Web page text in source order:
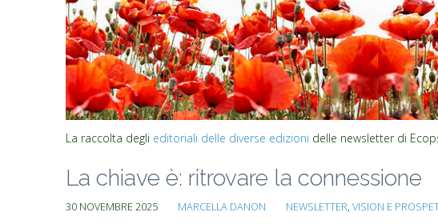
La raccolta degli editoriali delle diverse edizioni delle newsletter di
La chiave è: ritrovare la connessione
30 NOVEMBRE 2025 MARCELLA DANON NEWSLETTER, VISION E